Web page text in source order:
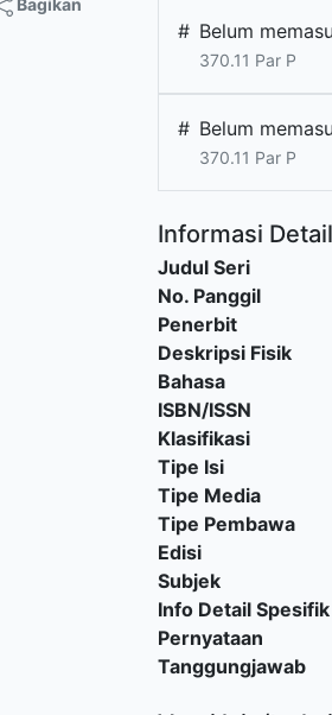
Bagikan
# Belum
370.11 Par P
# Belum
370.11 Par P
Informasi Detail
Judul Seri
No. Panggil
Penerbit
Deskripsi Fisik
Bahasa
ISBN/ISSN
Klasifikasi
Tipe Isi
Tipe Media
Tipe Pembawa
Edisi
Subjek
Info Detail Spesifik
Pernyataan
Tanggungjawab